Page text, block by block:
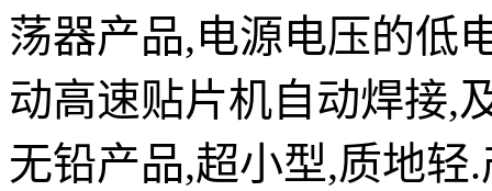
荡器产品,电源电压的低
动高速贴片机自动焊接,
无铅产品,超小型,质地轻.